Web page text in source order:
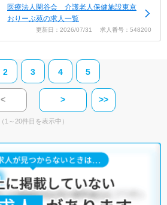
医療法人閑谷会 介護老人保健施設東京
おりーぶ苑の求人一覧
更新日：2026/07/31 求人番号：548200
2 3 4 5
< > >>
（1～20件目を表示中）